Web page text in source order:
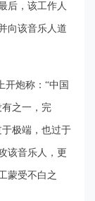
后，该工作人
向该音乐人道
开炮称：“中国
之一，完
极端，也过于
该音乐人，更
蒙受不白之